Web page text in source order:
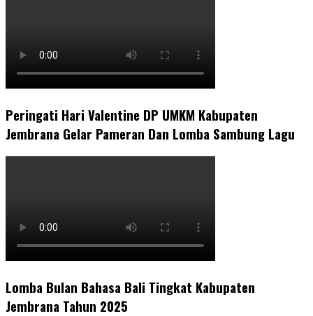
Peringati Hari Valentine DP UMKM Kabupaten
Jembrana Gelar Pameran Dan Lomba Sambung Lagu
Lomba Bulan Bahasa Bali Tingkat Kabupaten
Jembrana Tahun 2025